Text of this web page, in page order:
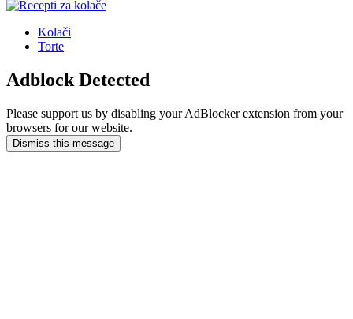
Kolači
Torte
Adblock Detected
Please support us by disabling your AdBlocker extension from your
browsers for our website.
Dismiss this message